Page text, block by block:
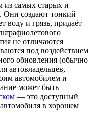
из самых старых и
Они создают тонкий
воду и грязь, придаёт
не отличаются
под воздействием
обновления (обычно
автовладельцев,
автомобилем и
может быть
— это доступный
в хорошем